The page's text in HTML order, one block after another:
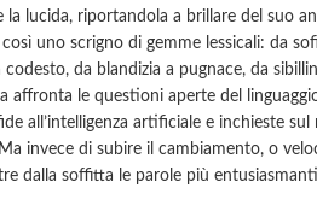
la lucida, riportandola a brillare del suo
uno scrigno di gemme lessicali: da
codesto, da blandizia a pugnace, da
affronta le questioni aperte del
all’intelligenza artificiale e inchieste sul
invece di subire il cambiamento, o
dalla soffitta le parole più